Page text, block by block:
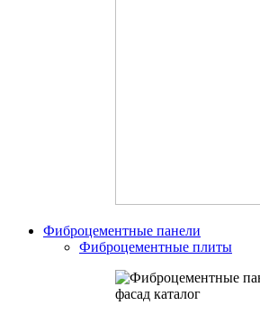
Фиброцементные панели
Фиброцементные плиты